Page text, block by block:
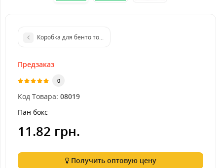
Коробка для бенто торта 150*150*100 бурая
Предзаказ
0
Код Товара: 08019
Пан бокс
11.82 грн.
Получить оптовую цену